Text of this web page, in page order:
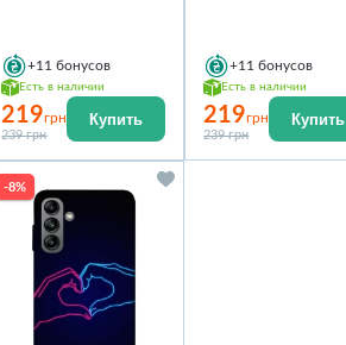
+11 бонусов
Есть в наличии
219грн
239 грн
Купить
+11 бонусов
Есть в наличии
219грн
239 грн
Купить
-8%